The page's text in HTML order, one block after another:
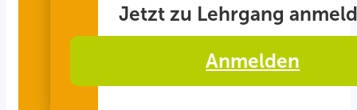
Jetzt zu Lehrgang
Anmelden